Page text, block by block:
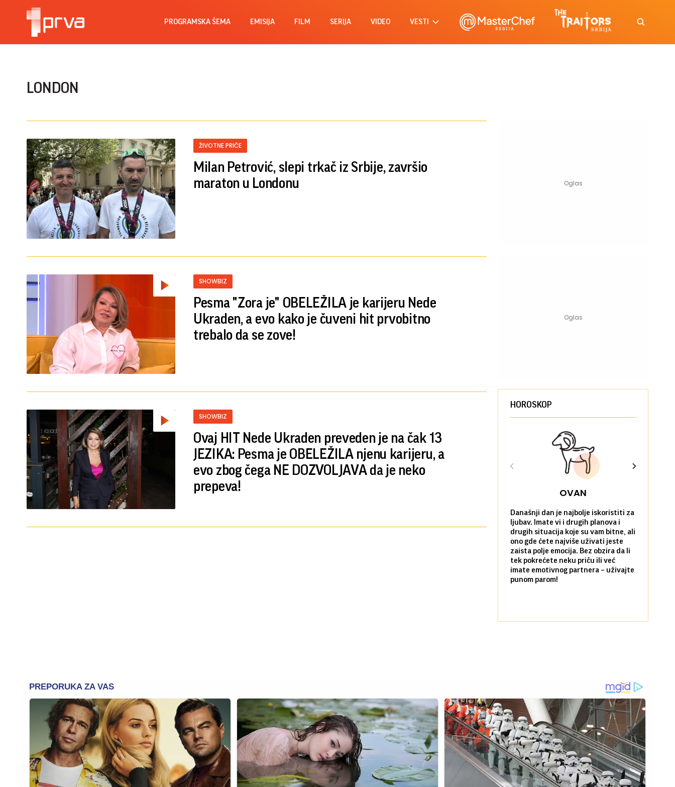
PROGRAMSKA ŠEMA EMISIJA FILM SERIJA VIDEO VESTI
LONDON
ŽIVOTNE PRIČE
Milan Petrović, slepi trkač iz Srbije, završio
maraton u Londonu
SHOWBIZ
Pesma "Zora je" OBELEŽILA je karijeru Nede
Ukraden, a evo kako je čuveni hit prvobitno
trebalo da se zove!
SHOWBIZ
Ovaj HIT Nede Ukraden preveden je na čak 13
JEZIKA: Pesma je OBELEŽILA njenu karijeru, a
evo zbog čega NE DOZVOLJAVA da je neko
prepeva!
HOROSKOP
OVAN
Današnji dan je najbolje iskoristiti za
ljubav. Imate vi i drugih planova i
drugih situacija koje su vam bitne, ali
ono gde ćete najviše uživati jeste
zaista polje emocija. Bez obzira da li
tek pokrećete neku priču ili već
imate emotivnog partnera – uživajte
punom parom!